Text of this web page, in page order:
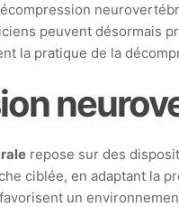
peuvent désormais
la pratique de la
repose sur des
ciblée, en adaptant la
un